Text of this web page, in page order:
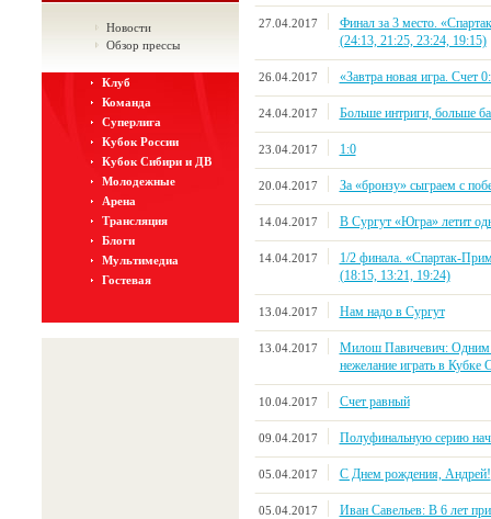
Новости
Обзор прессы
Клуб
Команда
Суперлига
Кубок России
Кубок Сибири и ДВ
Молодежные
Арена
Трансляция
Блоги
Мультимедиа
Гостевая
27.04.2017
Финал за 3 место.
(24:13, 21:25, 23:24, 19:15)
26.04.2017 «Завтра новая игра. Счет
24.04.2017 Больше интриги, больше
23.04.2017 1:0
20.04.2017 За «бронзу» сыграем с
14.04.2017 В Сургут «Югра» летит
14.04.2017
1/2 финала. «Спартак-
(18:15, 13:21, 19:24)
13.04.2017 Нам надо в Сургут
13.04.2017
Милош Павичевич: Одним
нежелание играть в Кубке
10.04.2017 Счет равный
09.04.2017 Полуфинальную серию
05.04.2017 С Днем рождения, Андрей!
05.04.2017 Иван Савельев: В 6 лет